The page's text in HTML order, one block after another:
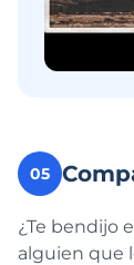
05
¿Te bendijo
alguien que